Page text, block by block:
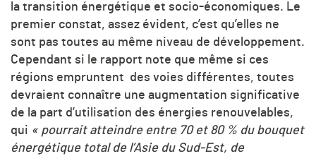
la transition énergétique et socio-économiques. Le
premier constat, assez évident, c’est qu’elles ne
sont pas toutes au même niveau de développement.
Cependant si le rapport note que même si ces
régions empruntent des voies différentes, toutes
devraient connaître une augmentation significative
de la part d’utilisation des énergies renouvelables,
qui « pourrait atteindre entre 70 et 80 % du bouquet
énergétique total de l’Asie du Sud-Est, de